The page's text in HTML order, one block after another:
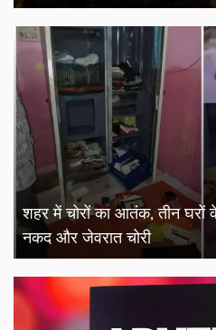
शहर में चोरों का आतंक, तीन
नकद और जेवरात चोरी